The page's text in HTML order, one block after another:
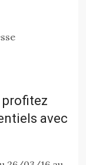
profitez
avec